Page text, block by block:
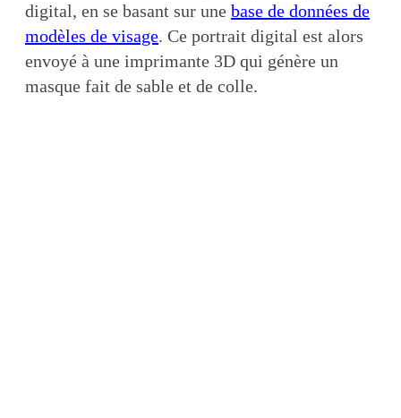
digital, en se basant sur une base de données de
modèles de visage. Ce portrait digital est alors
envoyé à une imprimante 3D qui génère un
masque fait de sable et de colle.